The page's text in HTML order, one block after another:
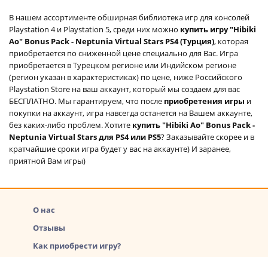
В нашем ассортименте обширная библиотека игр для консолей
Playstation 4 и Playstation 5, среди них можно купить игру "Hibiki
Ao" Bonus Pack - Neptunia Virtual Stars PS4 (Турция), которая
приобретается по сниженной цене специально для Вас. Игра
приобретается в Турецком регионе или Индийском регионе
(регион указан в характеристиках) по цене, ниже Российского
Playstation Store на ваш аккаунт, который мы создаем для вас
БЕСПЛАТНО. Мы гарантируем, что после приобретения игры и
покупки на аккаунт, игра навсегда останется на Вашем аккаунте,
без каких-либо проблем. Хотите купить "Hibiki Ao" Bonus Pack -
Neptunia Virtual Stars для PS4 или PS5? Заказывайте скорее и в
кратчайшие сроки игра будет у вас на аккаунте) И заранее,
приятной Вам игры)
О нас
Отзывы
Как приобрести игру?